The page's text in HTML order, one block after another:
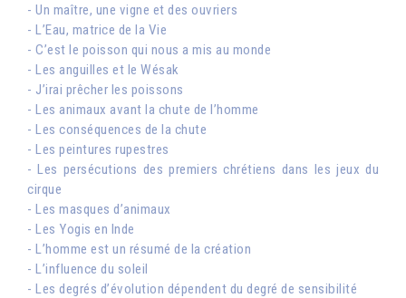
- Un maître, une vigne et des ouvriers
- L’Eau, matrice de la Vie
- C’est le poisson qui nous a mis au monde
- Les anguilles et le Wésak
- J’irai prêcher les poissons
- Les animaux avant la chute de l’homme
- Les conséquences de la chute
- Les peintures rupestres
- Les persécutions des premiers chrétiens dans les jeux du
cirque
- Les masques d’animaux
- Les Yogis en Inde
- L’homme est un résumé de la création
- L’influence du soleil
- Les degrés d’évolution dépendent du degré de sensibilité